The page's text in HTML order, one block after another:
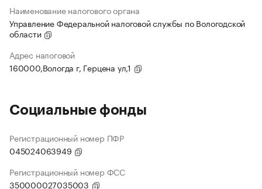
Наименование налогового органа
Управление Федеральной налоговой службы по Вологодской
области
Адрес налоговой
160000,Вологда г, Герцена ул,1
Социальные фонды
Регистрационный номер ПФР
045024063949
Регистрационный номер ФСС
350000027035003